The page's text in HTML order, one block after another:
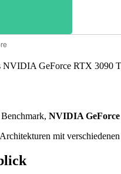
GeForce RTX 3090
NVIDIA
mit